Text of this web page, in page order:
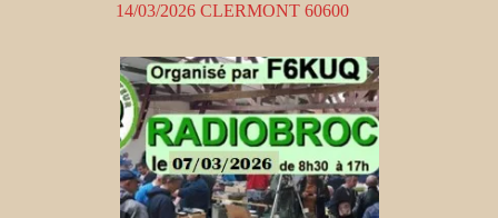
14/03/2026 CLERMONT 60600